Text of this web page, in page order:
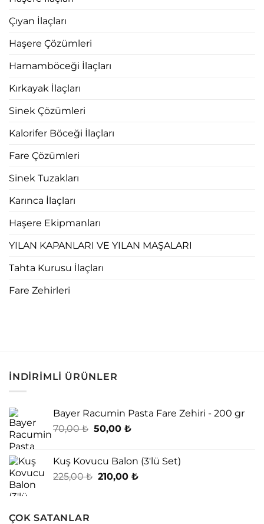
Çıyan İlaçları
Haşere Çözümleri
Hamamböceği İlaçları
Kırkayak İlaçları
Sinek Çözümleri
Kalorifer Böceği İlaçları
Fare Çözümleri
Sinek Tuzakları
Karınca İlaçları
Haşere Ekipmanları
YILAN KAPANLARI VE YILAN MAŞALARI
Tahta Kurusu İlaçları
Fare Zehirleri
İNDIRIMLI ÜRÜNLER
Bayer Racumin Pasta Fare Zehiri - 200 gr
70,00₺ Orijinal
50,00 ₺Şu
50,00 ₺.
Kuş Kovucu Balon (3'lü Set)
225,00₺ Orijinal
210,00 ₺Şu
ÇOK SATANLAR